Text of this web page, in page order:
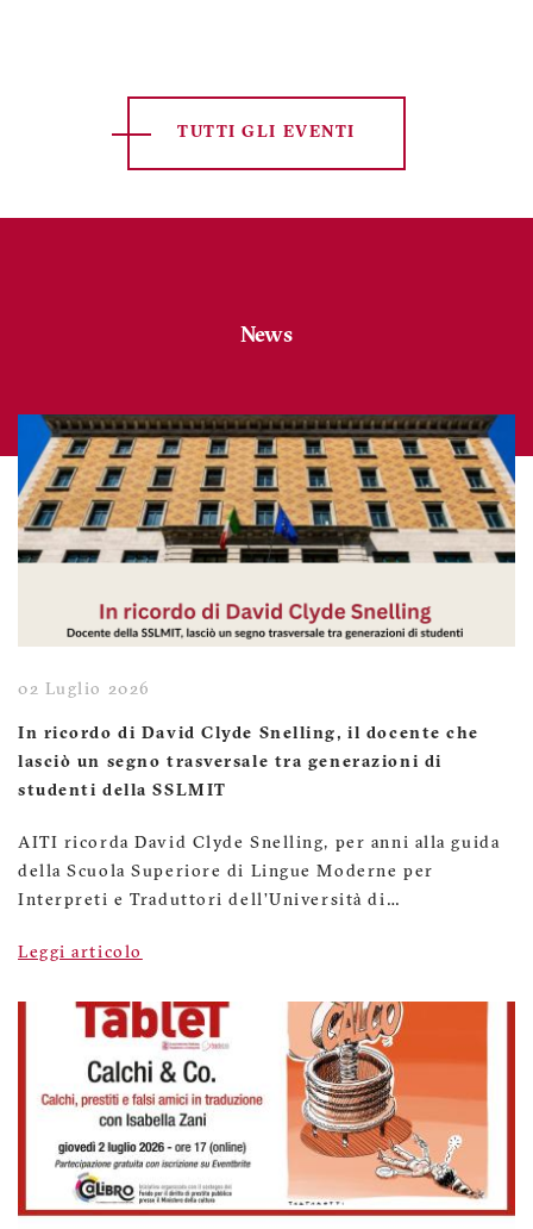
TUTTI GLI EVENTI
News
02 Luglio 2026
In ricordo di David Clyde Snelling, il docente che
lasciò un segno trasversale tra generazioni di
studenti della SSLMIT
AITI ricorda David Clyde Snelling, per anni alla guida
della Scuola Superiore di Lingue Moderne per
Interpreti e Traduttori dell’Università di…
Leggi articolo